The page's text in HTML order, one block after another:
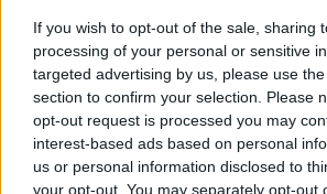
If you wish to opt-out of the sale, sharing
processing of your personal or sensitive
targeted advertising by us, please use
section to confirm your selection. Please
opt-out request is processed you may
interest-based ads based on personal
us or personal information disclosed to
your opt-out. You may separately opt-out
700 millió forint uniós
Enterprise Communications
a Magyar Fejlesztési Intézet
projektje a Széchenyi 2020
Operatív Program "Piacorientált